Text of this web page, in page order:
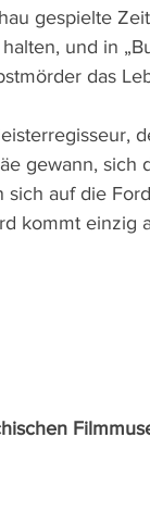
gespielte
und in
das
gewann, sich
auf die
kommt einzig